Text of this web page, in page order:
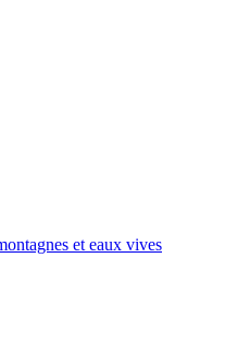
et eaux vives